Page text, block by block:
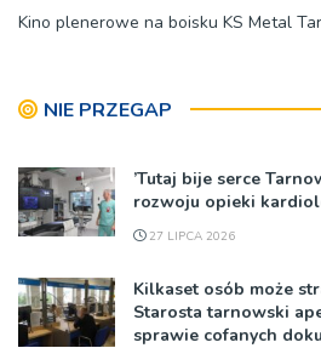
Kino plenerowe na boisku KS Metal
NIE PRZEGAP
’Tutaj bije serce
rozwoju opieki
27 LIPCA 2026
Kilkaset osób może
Starosta tarnowski
sprawie cofanych